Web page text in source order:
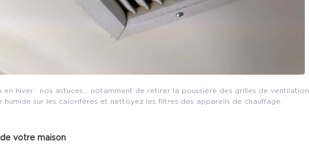
en hiver : nos astuces… notamment de retirer la poussière des grilles de ventilation.
humide sur les calorifères et nettoyez les filtres des appareils de chauffage.
votre maison